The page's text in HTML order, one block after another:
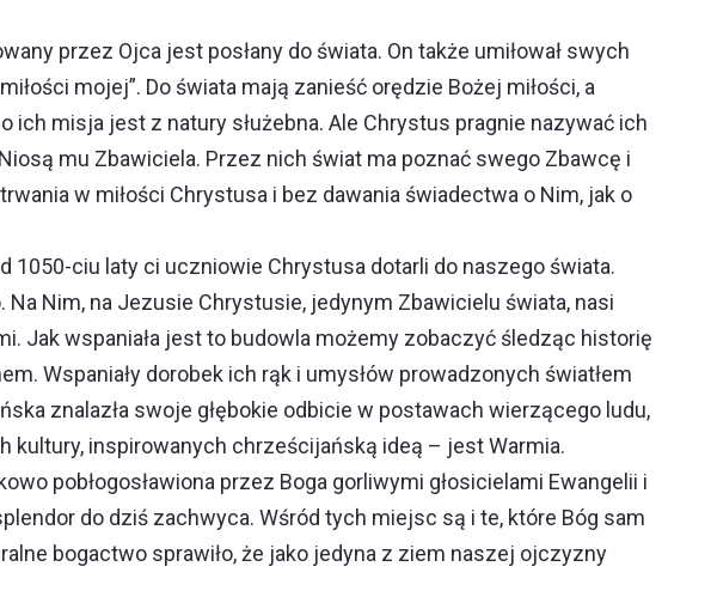
przez Ojca jest posłany do świata. On także umiłował swych
mojej”. Do świata mają zanieść orędzie Bożej miłości, a
ich misja jest z natury służebna. Ale Chrystus pragnie nazywać ich
mu Zbawiciela. Przez nich świat ma poznać swego Zbawcę i
w miłości Chrystusa i bez dawania świadectwa o Nim, jak o
1050-ciu laty ci uczniowie Chrystusa dotarli do naszego świata.
Nim, na Jezusie Chrystusie, jedynym Zbawicielu świata, nasi
Jak wspaniała jest to budowla możemy zobaczyć śledząc historię
Wspaniały dorobek ich rąk i umysłów prowadzonych światłem
znalazła swoje głębokie odbicie w postawach wierzącego ludu,
kultury, inspirowanych chrześcijańską ideą – jest Warmia.
pobłogosławiona przez Boga gorliwymi głosicielami Ewangelii i
do dziś zachwyca. Wśród tych miejsc są i te, które Bóg sam
bogactwo sprawiło, że jako jedyna z ziem naszej ojczyzny